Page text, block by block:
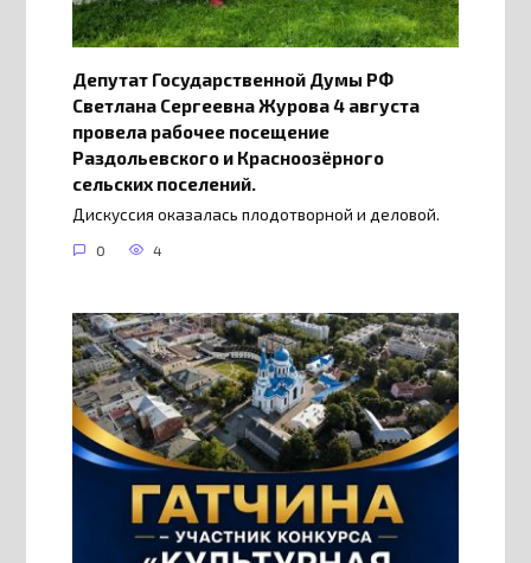
Депутат Государственной Думы РФ
Светлана Сергеевна Журова 4 августа
провела рабочее посещение
Раздольевского и Красноозёрного
сельских поселений.
Дискуссия оказалась плодотворной и деловой.
0 4